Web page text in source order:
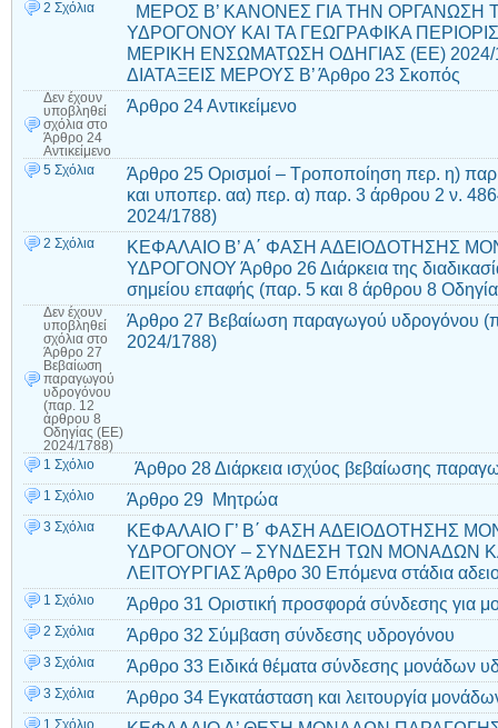
2 Σχόλια
ΜΕΡΟΣ Β’ ΚΑΝΟΝΕΣ ΓΙΑ ΤΗΝ ΟΡΓΑΝΩΣΗ
ΥΔΡΟΓΟΝΟΥ ΚΑΙ ΤΑ ΓΕΩΓΡΑΦΙΚΑ
ΜΕΡΙΚΗ ΕΝΣΩΜΑΤΩΣΗ ΟΔΗΓΙΑΣ (ΕΕ)
ΔΙΑΤΑΞΕΙΣ ΜΕΡΟΥΣ Β’ Άρθρο 23 Σκοπός
Δεν έχουν
υποβληθεί
σχόλια στο
Άρθρο 24
Αντικείμενο
Άρθρο 24 Αντικείμενο
5 Σχόλια
Άρθρο 25 Ορισμοί – Τροποποίηση περ. η)
και υποπερ. αα) περ. α) παρ. 3 άρθρου 2 ν.
2024/1788)
2 Σχόλια
ΚΕΦΑΛΑΙΟ Β’ Α΄ ΦΑΣΗ ΑΔΕΙΟΔΟΤΗΣΗΣ
ΥΔΡΟΓΟΝΟΥ Άρθρο 26 Διάρκεια της
σημείου επαφής (παρ. 5 και 8 άρθρου 8
Δεν έχουν
υποβληθεί
σχόλια στο
Άρθρο 27
Βεβαίωση
παραγωγού
υδρογόνου
(παρ. 12
άρθρου 8
Οδηγίας (ΕΕ)
2024/1788)
Άρθρο 27 Βεβαίωση παραγωγού υδρογόνου
2024/1788)
1 Σχόλιο Άρθρο 28 Διάρκεια ισχύος βεβαίωσης
1 Σχόλιο Άρθρο 29 Μητρώα
3 Σχόλια
ΚΕΦΑΛΑΙΟ Γ’ Β΄ ΦΑΣΗ ΑΔΕΙΟΔΟΤΗΣΗΣ
ΥΔΡΟΓΟΝΟΥ – ΣΥΝΔΕΣΗ ΤΩΝ ΜΟΝΑΔΩΝ
ΛΕΙΤΟΥΡΓΙΑΣ Άρθρο 30 Επόμενα στάδια
1 Σχόλιο Άρθρο 31 Οριστική προσφορά σύνδεσης για
2 Σχόλια Άρθρο 32 Σύμβαση σύνδεσης υδρογόνου
3 Σχόλια Άρθρο 33 Ειδικά θέματα σύνδεσης μονάδων
3 Σχόλια Άρθρο 34 Εγκατάσταση και λειτουργία
1 Σχόλιο